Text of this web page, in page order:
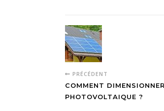
PRÉCÉDENT
COMMENT
PHOTOVOLTAIQUE ?